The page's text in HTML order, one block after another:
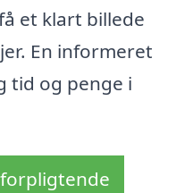
et klart billede
En informeret
tid og penge i